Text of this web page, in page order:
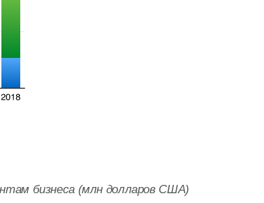
бизнеса (млн долларов США)